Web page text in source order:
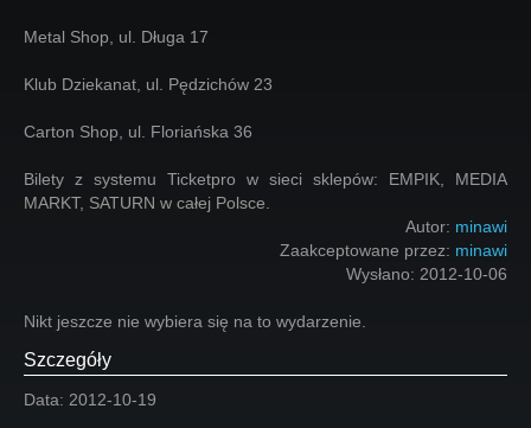
Metal Shop, ul. Długa 17
Klub Dziekanat, ul. Pędzichów 23
Carton Shop, ul. Floriańska 36
Bilety z systemu Ticketpro w sieci sklepów: EMPIK, MEDIA
MARKT, SATURN w całej Polsce.
Autor: minawi
Zaakceptowane przez: minawi
Wysłano: 2012-10-06
Nikt jeszcze nie wybiera się na to wydarzenie.
Szczegóły
Data: 2012-10-19